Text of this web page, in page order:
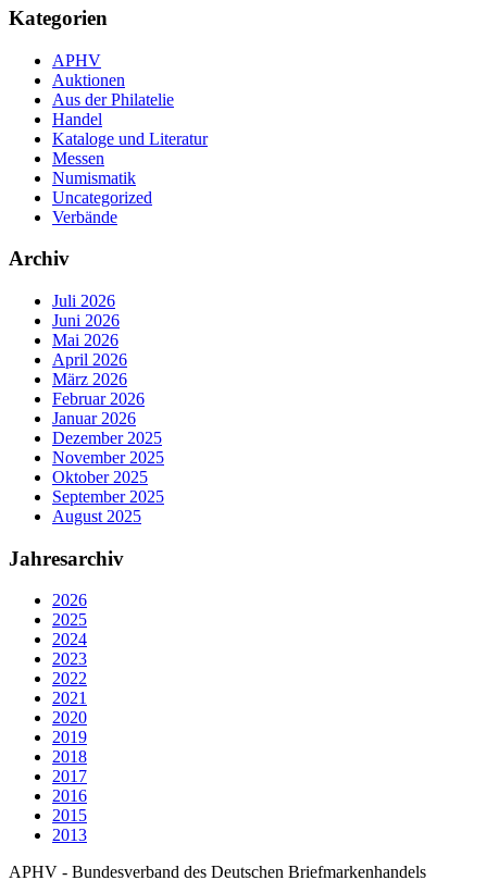
Kategorien
APHV
Auktionen
Aus der Philatelie
Handel
Kataloge und Literatur
Messen
Numismatik
Uncategorized
Verbände
Archiv
Juli 2026
Juni 2026
Mai 2026
April 2026
März 2026
Februar 2026
Januar 2026
Dezember 2025
November 2025
Oktober 2025
September 2025
August 2025
Jahresarchiv
2026
2025
2024
2023
2022
2021
2020
2019
2018
2017
2016
2015
2013
APHV - Bundesverband des Deutschen Briefmarkenhandels